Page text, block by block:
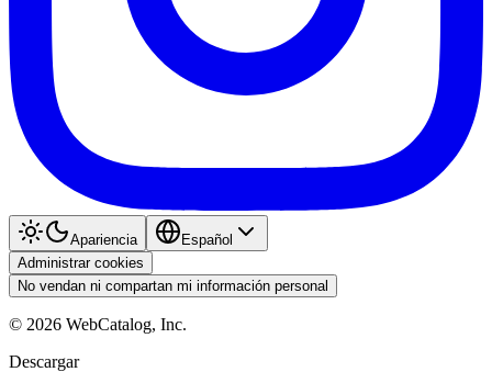
Apariencia
Español
Administrar cookies
No vendan ni compartan mi información personal
© 2026 WebCatalog, Inc.
Descargar